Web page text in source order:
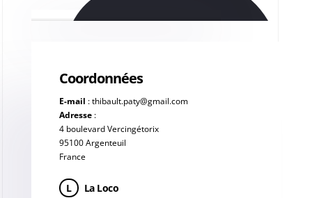
Coordonnées
E-mail :thibault.paty@gmail.com
Adresse:
4 boulevard Vercingétorix
95100 Argenteuil
France
L La Loco